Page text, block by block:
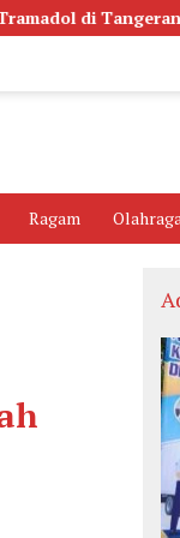
Ribuan
Ragam